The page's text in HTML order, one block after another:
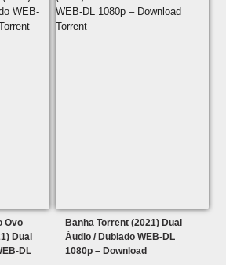
Ovo
Dual
DL
Banha Torrent (2021) Dual
Áudio / Dublado WEB-DL
1080p – Download